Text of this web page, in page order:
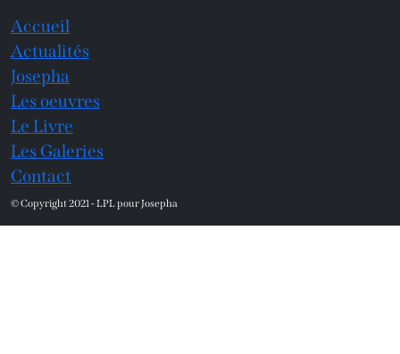
Accueil
Actualités
Josepha
Les oeuvres
Le Livre
Les Galeries
Contact
© Copyright 2021 - LPL pour Josepha